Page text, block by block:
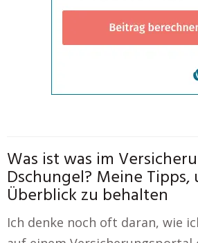
Was ist was im
Dschungel? Meine Tipps,
Überblick zu behalten
Ich denke noch oft daran, wie